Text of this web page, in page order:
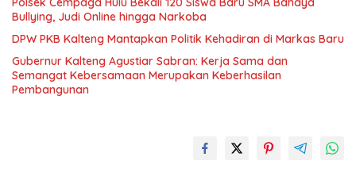
Bullying, Judi Online hingga Narkoba
DPW PKB Kalteng Mantapkan Politik Kehadiran di Markas Baru
Gubernur Kalteng Agustiar Sabran: Kerja Sama dan
Semangat Kebersamaan Merupakan Keberhasilan
Pembangunan